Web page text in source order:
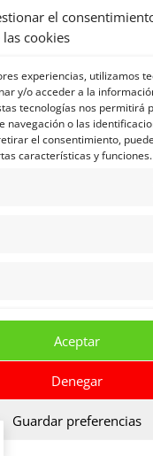
el
las cookies
experiencias, utilizamos
y/o acceder a la
tecnologías nos permitirá
navegación o las
el consentimiento,
características y funciones.
Aceptar
Denegar
Guardar preferencias
Puede ampliar
el siguiente enlace:
redes sociales
Lenguas de Almería |